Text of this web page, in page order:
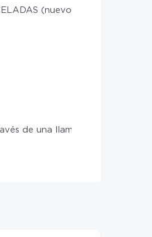
(nuevo)
de una llamada